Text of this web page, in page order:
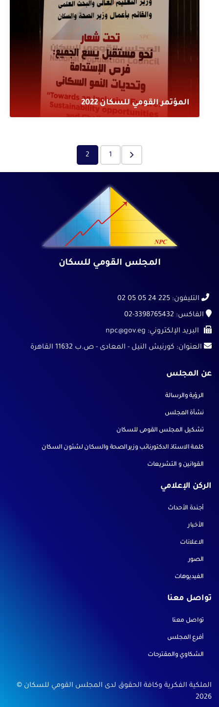
المؤتمر القومي للسكان 2022
1
2
المجلس القومي للسكان
التليفون: 225 24 05 05 02
الفاكس: 02-3398765432
البريد الإلكتروني: npc@gov.eg
العنوان: كورنيش النيل - المعادى - ص.ب 11632 القاهرة
عن المجلس
الرؤية والرسالة
نشأة المجلس
تشكيل المجلس القومى للسكان
كلمة الاستاذ الدكتورنائب وزيرالصحة والسكان لشئون السكان
القوانين و التشريعات
الركن الإعلامي
أجندة الأحداث
الأخبار
الاعلانات
الصور
الفيديوهات
تواصل معنا
تواصل معنا
أفرع المجلس
الشكاوي والمقترحات
الملكية الفكرية وكافة الحقوق لدى المجلس القومي للسكان ©
2026